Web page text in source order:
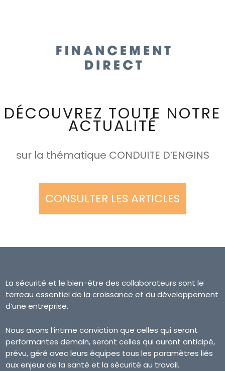
DÉCOUVREZ TOUTE NOTRE
ACTUALITÉ
sur la thématique CONDUITE D’ENGINS
CONSULTER LES ARTICLES
La sécurité et le bien-être des collaborateurs sont le
terreau essentiel de la croissance et du développement
d’une entreprise.
Nous avons l’intime conviction que celles qui seront
performantes demain, seront celles qui auront anticipé,
prévu, géré avec leurs équipes tous les paramètres liés
aux enjeux de la santé et la sécurité au travail.